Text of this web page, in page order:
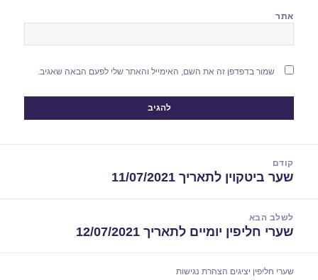
אתר
שמור בדפדפן זה את השם, האימייל והאתר שלי לפעם הבאה שאגיב.
קודם
הפוסט
שער ביטקוין לתאריך 11/07/2021
לשלב הבא
הפוסט
שערי חליפין יומיים לתאריך 12/07/2021
שערי חליפין יציגים הצהרת נגישות